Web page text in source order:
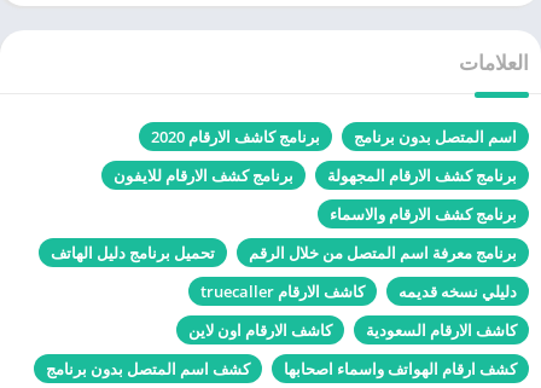
العلامات
اسم المتصل بدون برنامج
برنامج كاشف الارقام 2020
برنامج كشف الارقام المجهولة
برنامج كشف الارقام للايفون
برنامج كشف الارقام والاسماء
برنامج معرفة اسم المتصل من خلال الرقم
تحميل برنامج دليل الهاتف
دليلي نسخه قديمه
كاشف الارقام truecaller
كاشف الارقام السعودية
كاشف الارقام اون لاين
كشف ارقام الهواتف واسماء اصحابها
كشف اسم المتصل بدون برنامج